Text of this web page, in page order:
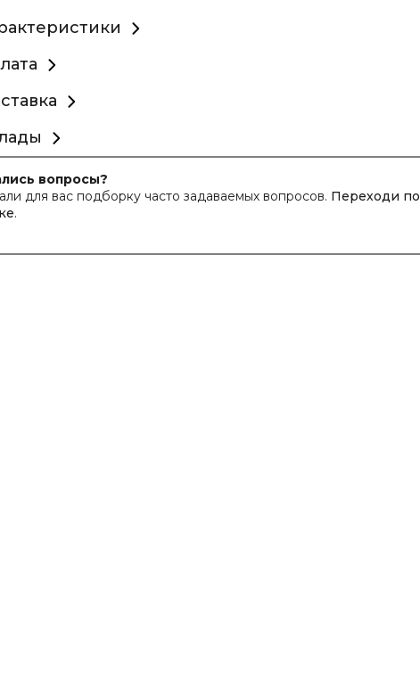
вопросы?
для вас подборку часто задаваемых вопросов. Переходи по
.